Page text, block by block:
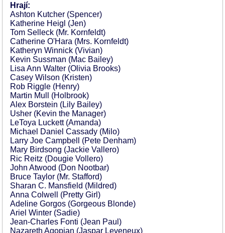
Hrají:
Ashton Kutcher (Spencer)
Katherine Heigl (Jen)
Tom Selleck (Mr. Kornfeldt)
Catherine O'Hara (Mrs. Kornfeldt)
Katheryn Winnick (Vivian)
Kevin Sussman (Mac Bailey)
Lisa Ann Walter (Olivia Brooks)
Casey Wilson (Kristen)
Rob Riggle (Henry)
Martin Mull (Holbrook)
Alex Borstein (Lily Bailey)
Usher (Kevin the Manager)
LeToya Luckett (Amanda)
Michael Daniel Cassady (Milo)
Larry Joe Campbell (Pete Denham)
Mary Birdsong (Jackie Vallero)
Ric Reitz (Dougie Vollero)
John Atwood (Don Nootbar)
Bruce Taylor (Mr. Stafford)
Sharan C. Mansfield (Mildred)
Anna Colwell (Pretty Girl)
Adeline Gorgos (Gorgeous Blonde)
Ariel Winter (Sadie)
Jean-Charles Fonti (Jean Paul)
Nazareth Agopian (Jaspar Leveneux)